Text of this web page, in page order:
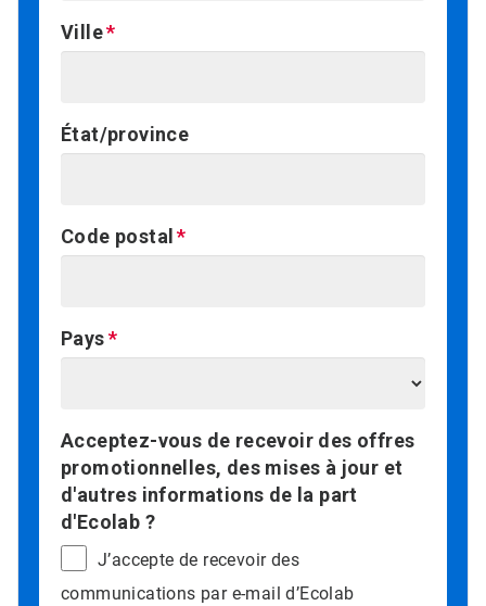
Ville
État/province
Code postal
Pays
Acceptez-vous de recevoir des offres
promotionnelles, des mises à jour et
d'autres informations de la part
d'Ecolab ?
J’accepte de recevoir des
communications par e-mail d’Ecolab